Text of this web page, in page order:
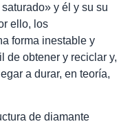
y él y su su
ello, los
forma inestable y
de obtener y reciclar y,
a durar, en teoría,
de diamante